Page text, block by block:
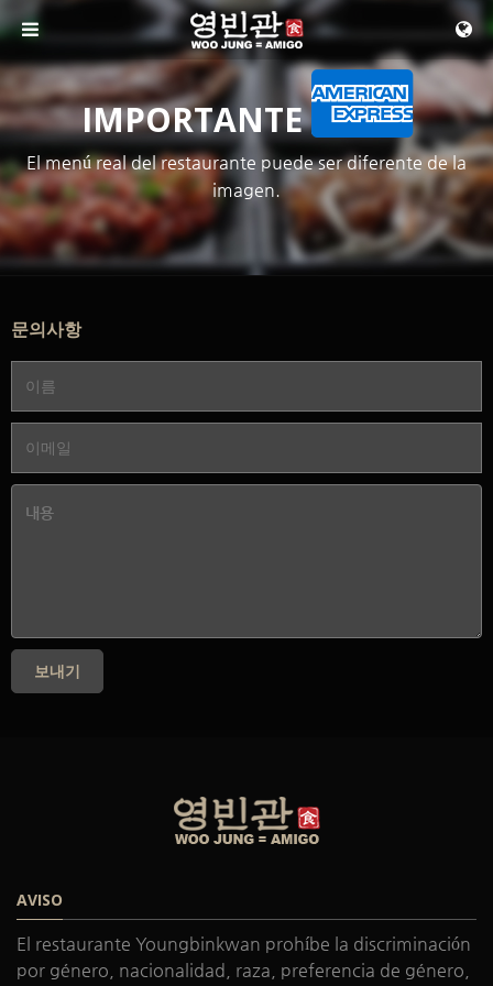
메뉴 건너뛰기
IMPORTANTE
El menú real del restaurante puede ser diferente de la
imagen.
문의사항
보내기
AVISO
El restaurante Youngbinkwan prohíbe la discriminación
por género, nacionalidad, raza, preferencia de género,